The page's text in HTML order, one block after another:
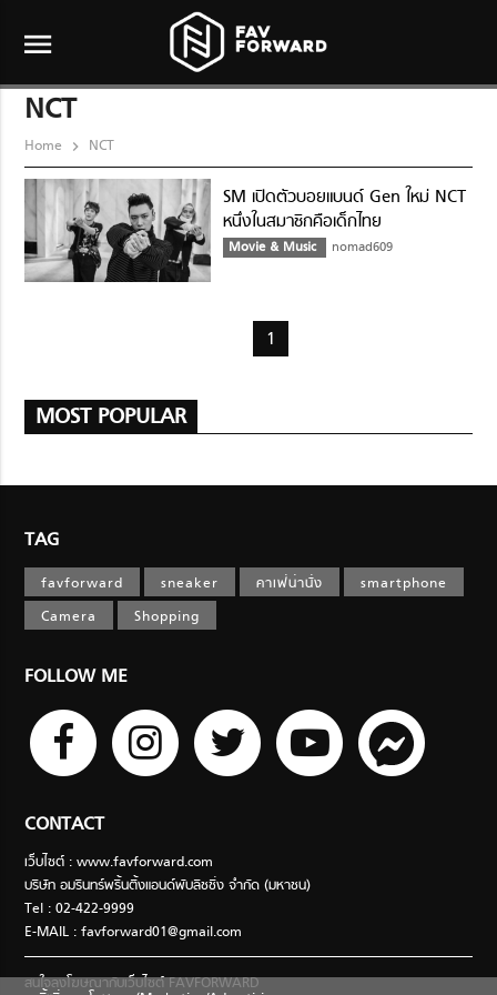
menu
NCT
Home NCT
SM เปิดตัวบอยแบนด์ Gen ใหม่ NCT
หนึ่งในสมาชิกคือเด็กไทย
Movie & Music nomad609
1
MOST POPULAR
TAG
favforward sneaker คาเฟ่น่านั่ง
smartphone
Camera
Shopping
FOLLOW ME
CONTACT
เว็บไซต์ : www.favforward.com
บริษัท อมรินทร์พริ้นติ้งแอนด์พับลิชชิ่ง จำกัด (มหาชน)
Tel : 02-422-9999
E-MAIL :favforward01@gmail.com
สนใจลงโฆษณากับเว็บไซต์ FAVFORWARD